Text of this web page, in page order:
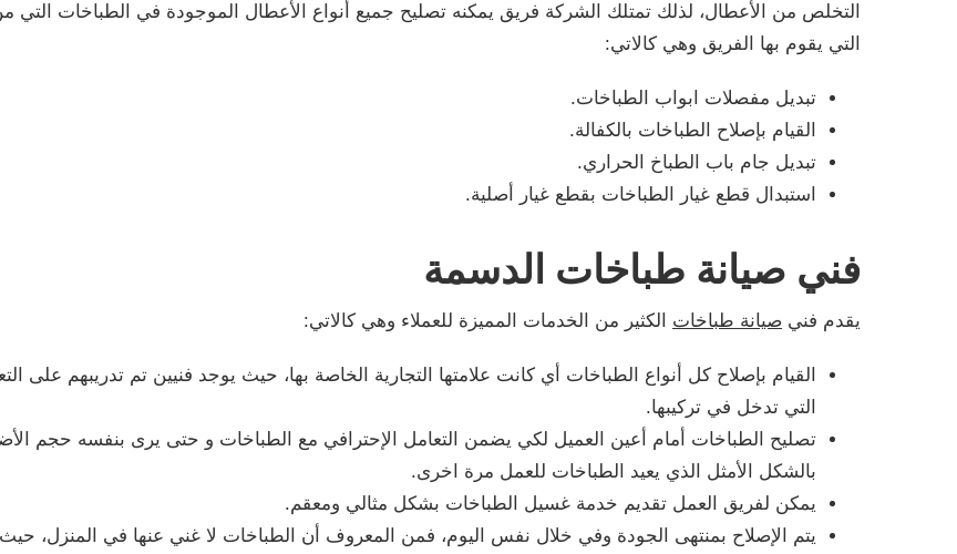
التخلص من الأعطال، لذلك تمتلك الشركة فريق يمكنه تصليح جميع أنواع الأعطال الموجودة في الطباخات التي
التي يقوم بها الفريق وهي كالاتي:
تبديل مفصلات ابواب الطباخات.
القيام بإصلاح الطباخات بالكفالة.
تبديل جام باب الطباخ الحراري.
استبدال قطع غيار الطباخات بقطع غيار أصلية.
فني صيانة طباخات الدسمة
يقدم فني صيانة طباخات الكثير من الخدمات المميزة للعملاء وهي كالاتي:
القيام بإصلاح كل أنواع الطباخات أي كانت علامتها التجارية الخاصة بها، حيث يوجد فنيين تم تدريبهم على
التي تدخل في تركيبها.
تصليح الطباخات أمام أعين العميل لكي يضمن التعامل الإحترافي مع الطباخات و حتى يرى بنفسه حجم
بالشكل الأمثل الذي يعيد الطباخات للعمل مرة اخرى.
يمكن لفريق العمل تقديم خدمة غسيل الطباخات بشكل مثالي ومعقم.
يتم الإصلاح بمنتهى الجودة وفي خلال نفس اليوم، فمن المعروف أن الطباخات لا غني عنها في المنزل، حيث